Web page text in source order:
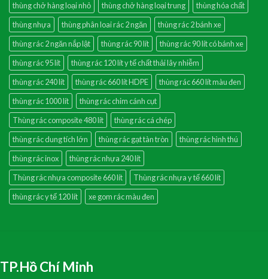
thùng chở hàng loại nhỏ
thùng chở hàng loại trung
thùng hóa chất
thùng nhựa
thùng phân loai rác 2 ngăn
thùng rác 2 bánh xe
thùng rác 2 ngăn nắp lật
thùng rác 90 lít
thùng rác 90 lít có bánh xe
thùng rác 95 lít
thùng rác 120 lít y tế chất thải lây nhiễm
thùng rác 240 lít
thùng rác 660 lít HDPE
thùng rác 660 lít màu đen
thùng rác 1000 lít
thùng rác chim cánh cụt
Thùng rác composite 480 lít
thùng rác cá chép
thùng rác dung tích lớn
thùng rác gạt tàn tròn
thùng rác hình thú
thùng rác inox
thùng rác nhựa 240 lít
Thùng rác nhựa composite 660 lít
Thùng rác nhựa y tế 660 lít
thùng rác y tế 120 lít
xe gom rác màu đen
TP.Hồ Chí Minh